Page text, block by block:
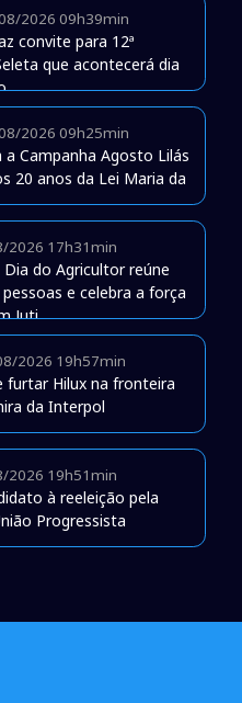
2026 09h39min
convite para 12ª
que acontecerá dia
2026 09h25min
a Campanha Agosto Lilás
20 anos da Lei Maria da
2026 17h31min
Dia do Agricultor reúne
e celebra a força
Juti
2026 19h57min
furtar Hilux na fronteira
da Interpol
2026 19h51min
à reeleição pela
Progressista